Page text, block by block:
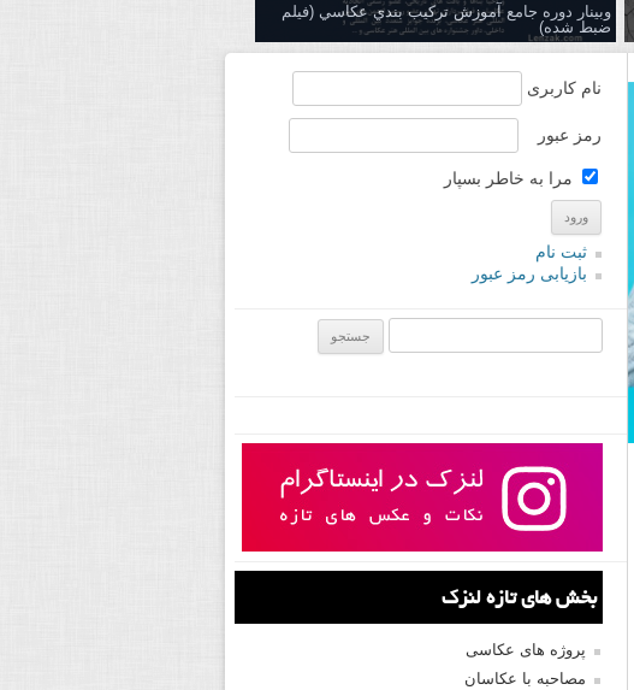
وبینار دوره جامع آموزش تركيب بندي عكاسي (فیلم
ضبط شده)
نام کاربری
رمز عبور
مرا به خاطر بسپار
ثبت نام
بازیابی رمز عبور
بخش های تازه لنزک
پروژه های عکاسی
مصاحبه با عکاسان